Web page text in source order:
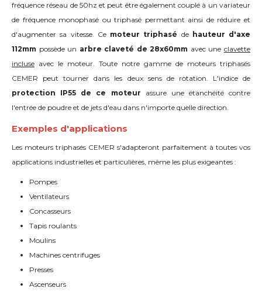
fréquence réseau de 50hz et peut être également couplé à un variateur
de fréquence monophasé ou triphasé permettant ainsi de réduire et
d'augmenter sa vitesse. Ce moteur triphasé de hauteur d'axe
112mm possède un arbre claveté de 28x60mm avec uneclavette
incluse avec le moteur. Toute notre gamme de moteurs triphasés
CEMER peut tourner dans les deux sens de rotation. L'indice de
protection IP55 de ce moteur assure une étanchéité contre
l'entrée de poudre et de jets d'eau dans n'importe quelle direction.
Exemples d'applications
Les moteurs triphasés CEMER s'adapteront parfaitement à toutes vos
applications industrielles et particulières, même les plus exigeantes :
Pompes
Ventilateurs
Concasseurs
Tapis roulants
Moulins
Machines centrifuges
Presses
Ascenseurs